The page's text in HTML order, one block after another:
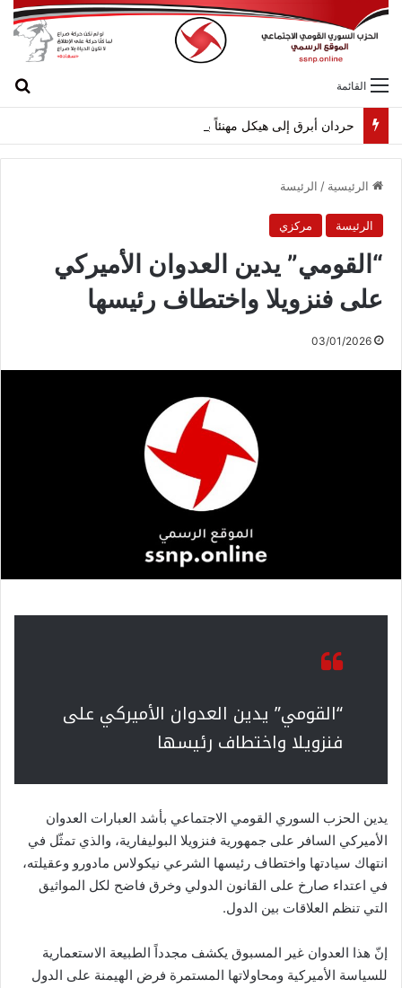
القائمة
حردان أبرق إلى هيكل مهنئاً بمناسبة عيد الجيش
الرئيسية / الرئيسة
الرئيسة مركزي
“القومي” يدين العدوان الأميركي
على فنزويلا واختطاف رئيسها
03/01/2026
“القومي” يدين العدوان الأميركي على
فنزويلا واختطاف رئيسها
يدين الحزب السوري القومي الاجتماعي بأشد العبارات العدوان
الأميركي السافر على جمهورية فنزويلا البوليفارية، والذي تمثّل في
انتهاك سيادتها واختطاف رئيسها الشرعي نيكولاس مادورو وعقيلته،
في اعتداء صارخ على القانون الدولي وخرق فاضح لكل المواثيق
التي تنظم العلاقات بين الدول.
إنّ هذا العدوان غير المسبوق يكشف مجدداً الطبيعة الاستعمارية
للسياسة الأميركية ومحاولاتها المستمرة فرض الهيمنة على الدول